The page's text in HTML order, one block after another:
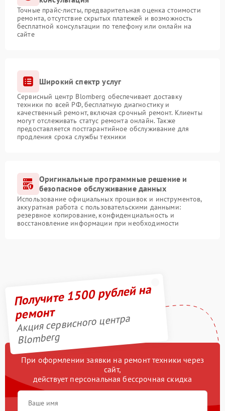
Точные прайс-листы, предварительная оценка стоимости
ремонта, отсутствие скрытых платежей и возможность
бесплатной консультации по телефону или онлайн на
сайте
Широкий спектр услуг
Сервисный центр Blomberg обеспечивает доставку
техники по всей РФ, бесплатную диагностику и
качественный ремонт, включая срочный ремонт. Клиенты
могут отслеживать статус ремонта онлайн. Также
предоставляется постгарантийное обслуживание для
продления срока службы техники
Оригинальные программные решение и
безопасное обслуживание данных
Использование официальных прошивок и инструментов,
аккуратная работа с пользовательскими данными:
резервное копирование, конфиденциальность и
восстановление информации при необходимости
Получите 1500 рублей на
ремонт
Акция сервисного центра
Blomberg
При оформлении заявки на ремонт техники через
сайт,
действует персональная бессрочная скидка